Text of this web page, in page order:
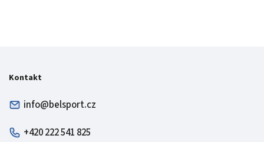
Kontakt
info@belsport.cz
+420 222 541 825